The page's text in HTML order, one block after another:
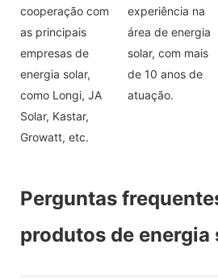
cooperação com
as principais
empresas de
energia solar,
como Longi, JA
Solar, Kastar,
Growatt, etc.
experiência na
área de energia
solar, com mais
de 10 anos de
atuação.
Perguntas
produtos de energia